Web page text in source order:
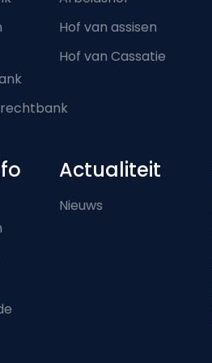
Hof van assisen
Hof van Cassatie
Actualiteit
Nieuws